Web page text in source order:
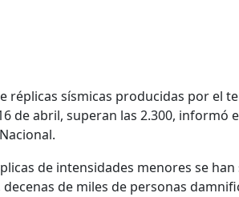
réplicas sísmicas producidas por el
de abril, superan las 2.300, informó
de intensidades menores se
de miles de personas